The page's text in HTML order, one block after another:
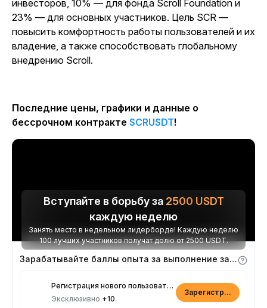
инвесторов, 10% — для фонда Scroll Foundation и
23% — для основных участников. Цель SCR —
повысить комфортность работы пользователей и их
владение, а также способствовать глобальному
внедрению Scroll.
Последние цены, графики и данные о
бессрочном контракте SCRUSDT!
Вступайте в борьбу за 2500 USDT
каждую неделю
Занять место в недельном лидерборде! Каждую неделю
100 лучших участников получат долю от 2500 USDT.
Зарабатывайте баллы опыта за выполнение заданий
Регистрация нового пользователя
Эксклюзивно +10
Зарегистрироваться